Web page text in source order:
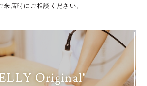
来店時にご相談ください。
Original"